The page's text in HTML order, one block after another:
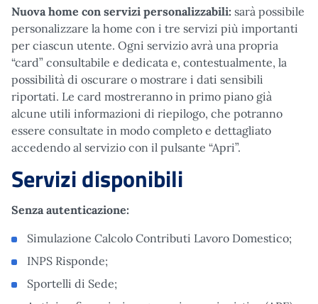
Nuova home con servizi personalizzabili: sarà possibile
personalizzare la home con i tre servizi più importanti
per ciascun utente. Ogni servizio avrà una propria
“card” consultabile e dedicata e, contestualmente, la
possibilità di oscurare o mostrare i dati sensibili
riportati. Le card mostreranno in primo piano già
alcune utili informazioni di riepilogo, che potranno
essere consultate in modo completo e dettagliato
accedendo al servizio con il pulsante “Apri”.
Servizi disponibili
Senza autenticazione:
Simulazione Calcolo Contributi Lavoro Domestico;
INPS Risponde;
Sportelli di Sede;